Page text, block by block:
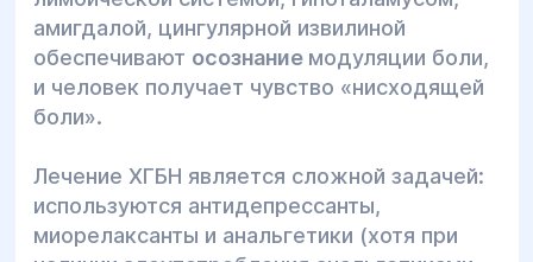
амигдалой, цингулярной извилиной
обеспечивают осознание модуляции боли,
и человек получает чувство «нисходящей
боли».
Лечение ХГБН является сложной задачей:
используются антидепрессанты,
миорелаксанты и анальгетики (хотя при